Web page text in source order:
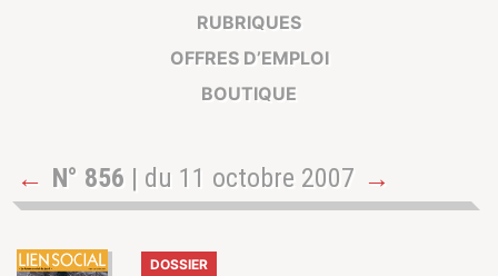
RUBRIQUES
OFFRES D’EMPLOI
BOUTIQUE
← N° 856 | du 11 octobre 2007 →
DOSSIER